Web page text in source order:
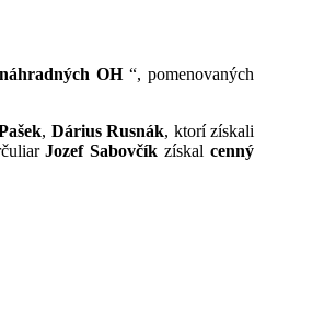
OH“, pomenovaných
, Dárius Rusnák, ktorí získali
Jozef Sabovčík získalcenný